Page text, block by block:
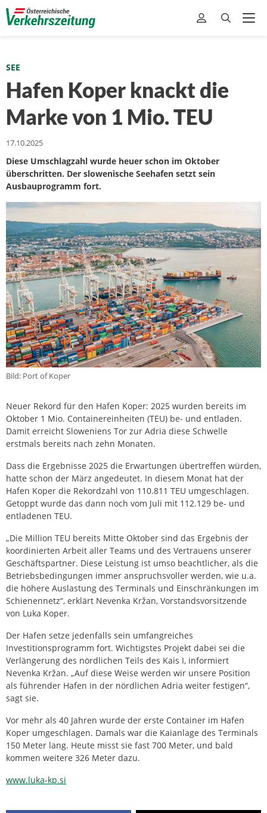
SEE
Hafen Koper knackt die
Marke von 1 Mio. TEU
17.10.2025
Diese Umschlagzahl wurde heuer schon im Oktober
überschritten. Der slowenische Seehafen setzt sein
Ausbauprogramm fort.
Bild: Port of Koper
Neuer Rekord für den Hafen Koper: 2025 wurden bereits im
Oktober 1 Mio. Containereinheiten (TEU) be- und entladen.
Damit erreicht Sloweniens Tor zur Adria diese Schwelle
erstmals bereits nach zehn Monaten.
Dass die Ergebnisse 2025 die Erwartungen übertreffen würden,
hatte schon der März angedeutet. In diesem Monat hat der
Hafen Koper die Rekordzahl von 110.811 TEU umgeschlagen.
Getoppt wurde das dann noch vom Juli mit 112.129 be- und
entladenen TEU.
„Die Million TEU bereits Mitte Oktober sind das Ergebnis der
koordinierten Arbeit aller Teams und des Vertrauens unserer
Geschäftspartner. Diese Leistung ist umso beachtlicher, als die
Betriebsbedingungen immer anspruchsvoller werden, wie u.a.
die höhere Auslastung des Terminals und Einschränkungen im
Schienennetz“, erklärt Nevenka Kržan, Vorstandsvorsitzende
von Luka Koper.
Der Hafen setze jedenfalls sein umfangreiches
Investitionsprogramm fort. Wichtigstes Projekt dabei sei die
Verlängerung des nördlichen Teils des Kais I, informiert
Nevenka Kržan. „Auf diese Weise werden wir unsere Position
als führender Hafen in der nördlichen Adria weiter festigen“,
sagt sie.
Vor mehr als 40 Jahren wurde der erste Container im Hafen
Koper umgeschlagen. Damals war die Kaianlage des Terminals
150 Meter lang. Heute misst sie fast 700 Meter, und bald
kommen weitere 326 Meter dazu.
www.luka-kp.si